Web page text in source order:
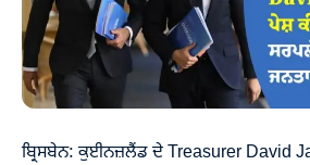
ਬ੍ਰਿਸਬੇਨ: ਕੁਈਨਜ਼ਲੈਂਡ ਦੇ Treasurer David